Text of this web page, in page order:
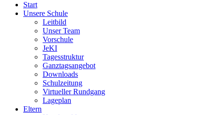
Start
Unsere Schule
Leitbild
Unser Team
Vorschule
JeKI
Tagesstruktur
Ganztagsangebot
Downloads
Schulzeitung
Virtueller Rundgang
Lageplan
Eltern